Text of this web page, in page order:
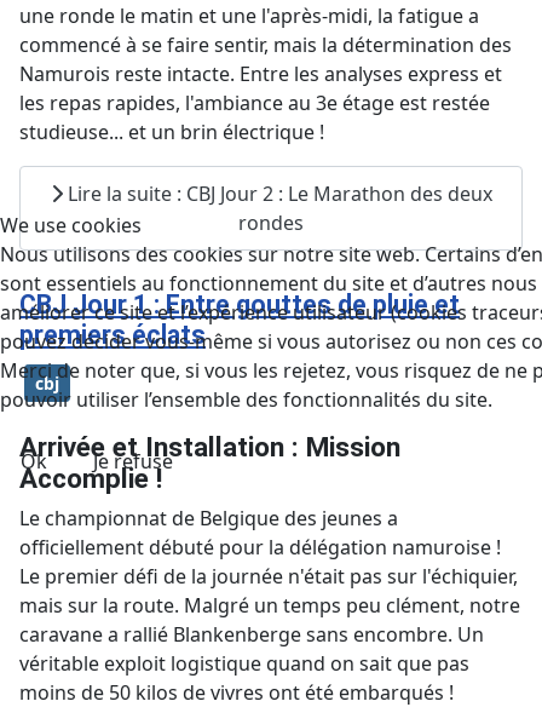
une ronde le matin et une l'après-midi, la fatigue a
commencé à se faire sentir, mais la détermination des
Namurois reste intacte. Entre les analyses express et
les repas rapides, l'ambiance au 3e étage est restée
studieuse... et un brin électrique !
Lire la suite : CBJ Jour 2 : Le Marathon des deux
rondes
CBJ Jour 1 : Entre gouttes de pluie et
premiers éclats
cbj
Arrivée et Installation : Mission
Accomplie !
Le championnat de Belgique des jeunes a
officiellement débuté pour la délégation namuroise !
Le premier défi de la journée n'était pas sur l'échiquier,
mais sur la route. Malgré un temps peu clément, notre
caravane a rallié Blankenberge sans encombre. Un
véritable exploit logistique quand on sait que pas
moins de 50 kilos de vivres ont été embarqués !
We use cookies
Nous utilisons des cookies sur notre site web. Certains
sont essentiels au fonctionnement du site et d’autres
améliorer ce site et l’expérience utilisateur (cookies
pouvez décider vous-même si vous autorisez ou non ces
Merci de noter que, si vous les rejetez, vous risquez de ne
pouvoir utiliser l’ensemble des fonctionnalités du site.
Ok Je refuse